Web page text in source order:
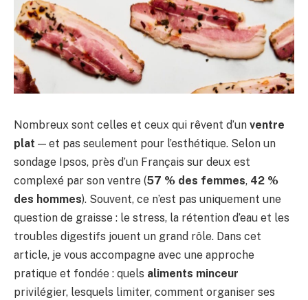
Nombreux sont celles et ceux qui rêvent d’un ventre
plat — et pas seulement pour l’esthétique. Selon un
sondage Ipsos, près d’un Français sur deux est
complexé par son ventre (57 % des femmes, 42 %
des hommes). Souvent, ce n’est pas uniquement une
question de graisse : le stress, la rétention d’eau et les
troubles digestifs jouent un grand rôle. Dans cet
article, je vous accompagne avec une approche
pratique et fondée : quels aliments minceur
privilégier, lesquels limiter, comment organiser ses